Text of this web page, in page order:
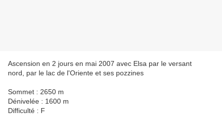
Ascension en 2 jours en mai 2007 avec Elsa par le versant
nord, par le lac de l'Oriente et ses pozzines
Sommet : 2650 m
Dénivelée : 1600 m
Difficulté : F